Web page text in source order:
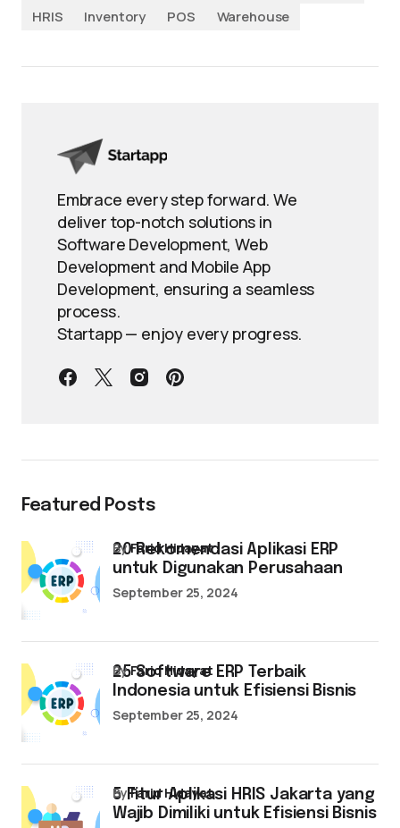
HRIS
Inventory POS Warehouse
Embrace every step forward. We
deliver top-notch solutions in
Software Development, Web
Development and Mobile App
Development, ensuring a seamless
process.
Startapp — enjoy every progress.
Featured Posts
20 Rekomendasi Aplikasi ERP
untuk Digunakan Perusahaan
byFarid Hidayat
September 25, 2024
25 Software ERP Terbaik
Indonesia untuk Efisiensi Bisnis
byFarid Hidayat
September 25, 2024
5 Fitur Aplikasi HRIS Jakarta yang
Wajib Dimiliki untuk Efisiensi Bisnis
byFarid Hidayat